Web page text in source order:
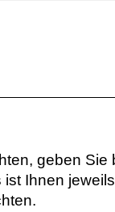
geben Sie
Ihnen